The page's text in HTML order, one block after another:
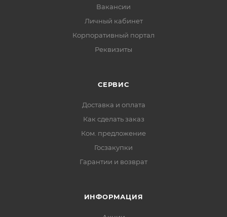
Вакансии
Личный кабинет
Корпоративный портал
Реквизиты
СЕРВИС
Доставка и оплата
Как сделать заказ
Ком. предложение
Госзакупки
Гарантии и возврат
ИНФОРМАЦИЯ